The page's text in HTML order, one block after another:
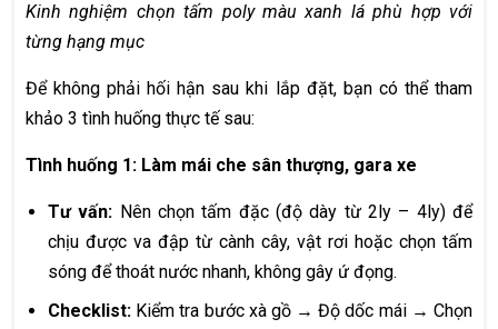
Kinh nghiệm chọn tấm poly màu xanh lá phù hợp với
từng hạng mục
Để không phải hối hận sau khi lắp đặt, bạn có thể tham
khảo 3 tình huống thực tế sau:
Tình huống 1: Làm mái che sân thượng, gara xe
Tư vấn: Nên chọn tấm đặc (độ dày từ 2ly – 4ly) để
chịu được va đập từ cành cây, vật rơi hoặc chọn tấm
sóng để thoát nước nhanh, không gây ứ đọng.
Checklist: Kiểm tra bước xà gồ → Độ dốc mái → Chọn